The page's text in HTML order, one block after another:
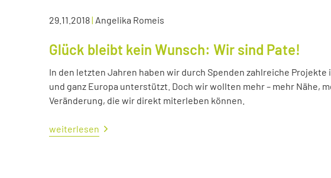
29.11.2018| Angelika Romeis
Glück bleibt kein Wunsch: Wir sind Pate!
In den letzten Jahren haben wir durch Spenden zahlreiche
und ganz Europa unterstützt. Doch wir wollten mehr – mehr Nähe,
Veränderung, die wir direkt miterleben können.
weiterlesen